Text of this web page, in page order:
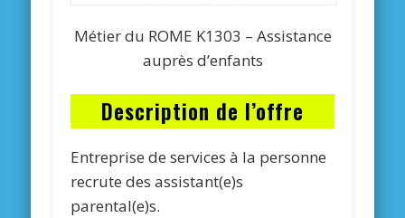
Métier du ROME K1303 – Assistance
auprès d’enfants
Description de l’offre
Entreprise de services à la personne
recrute des assistant(e)s
parental(e)s.